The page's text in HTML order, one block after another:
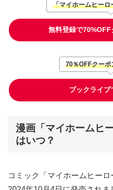
「マイホームヒーロ
無料登録で
70％OFFクー
ブックライブ
漫画「マイホームヒ
はいつ？
コミック「マイホームヒー